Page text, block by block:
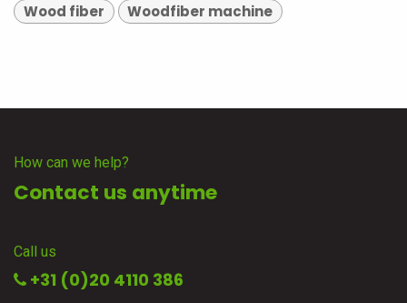
Wood fiber
Woodfiber machine
How can we help?
Contact us anytime
Call us
+31 (0)20 4110 386